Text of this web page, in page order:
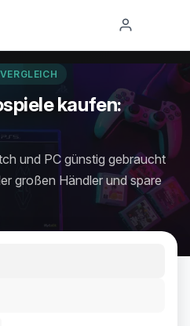
kaufen:
und PC günstig gebraucht
großen Händler und spare